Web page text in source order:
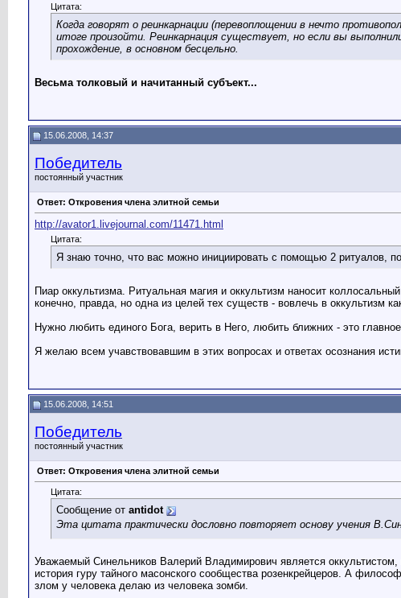
Цитата:
Когда говорят о реинкарнации (перевоплощении в нечто
итоге произойти. Реинкарнация существует, но если вы
прохождение, в основном бесцельно.
Весьма толковый и начитанный субъект...
15.06.2008, 14:37
Победитель
постоянный участник
Ответ: Откровения члена элитной семьи
http://avator1.livejournal.com/11471.html
Цитата:
Я знаю точно, что вас можно инициировать с помощью 2 ритуалов,
Пиар оккультизма. Ритуальная магия и оккультизм наносит
конечно, правда, но одна из целей тех существ - вовлечь в оккультизм
Нужно любить единого Бога, верить в Него, любить ближних - это
Я желаю всем учавствовавшим в этих вопросах и ответах осознания
15.06.2008, 14:51
Победитель
постоянный участник
Ответ: Откровения члена элитной семьи
Цитата:
Сообщение от antidot
Эта цитата практически дословно повторяет основу учения
Уважаемый Синельников Валерий Владимирович является
история гуру тайного масонского сообщества розенкрейцеров. А
злом у человека делаю из человека зомби.